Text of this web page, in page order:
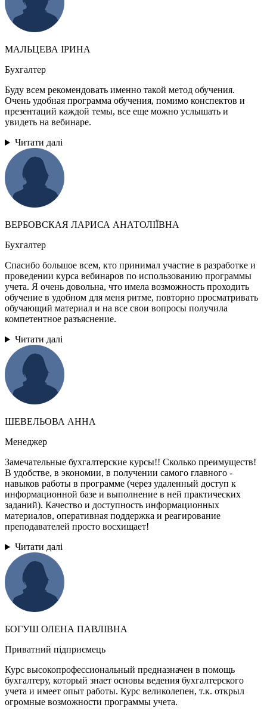
МАЛЬЦЕВА ІРИНА
Бухгалтер
Буду всем рекомендовать именно такой метод обучения.
Очень удобная программа обучения, помимо конспектов и
презентаций каждой темы, все еще можно услышать и
увидеть на вебинаре.
Читати далі
ВЕРБОВСКАЯ ЛАРИСА АНАТОЛІЇВНА
Бухгалтер
Спасибо большое всем, кто принимал участие в разработке и
проведении курса вебинаров по использованию программы
учета. Я очень довольна, что имела возможность проходить
обучение в удобном для меня ритме, повторно просматривать
обучающий материал и на все свои вопросы получила
компетентное разъяснение.
Читати далі
ШЕВЕЛЬОВА АННА
Менеджер
Замечательные бухгалтерские курсы!! Сколько преимуществ!
В удобстве, в экономии, в получении самого главного -
навыков работы в программе (через удаленный доступ к
информационной базе и выполнение в ней практических
заданий). Качество и доступность информационных
материалов, оперативная поддержка и реагирование
преподавателей просто восхищает!
Читати далі
БОГУШ ОЛЕНА ПАВЛІВНА
Приватний підприємець
Курс высокопрофессиональный предназначен в помощь
бухгалтеру, который знает основы ведения бухгалтерского
учета и имеет опыт работы. Курс великолепен, т.к. открыл
огромные возможности программы учета.